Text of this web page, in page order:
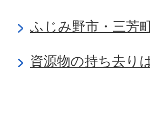
ふじみ野市・三芳
資源物の持ち去り